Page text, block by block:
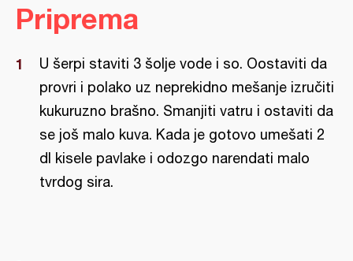
Priprema
U šerpi staviti 3 šolje vode i so. Oostaviti da
provri i polako uz neprekidno mešanje izručiti
kukuruzno brašno. Smanjiti vatru i ostaviti da
se još malo kuva. Kada je gotovo umešati 2
dl kisele pavlake i odozgo narendati malo
tvrdog sira.